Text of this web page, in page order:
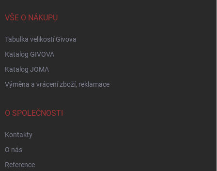
VŠE O NÁKUPU
Tabulka velikostí Givova
Katalog GIVOVA
Katalog JOMA
Výměna a vrácení zboží, reklamace
O SPOLEČNOSTI
Kontakty
O nás
Reference